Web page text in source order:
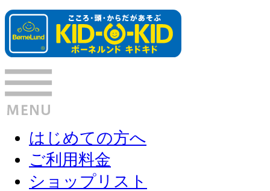
はじめての方へ
ご利用料金
ショップリスト